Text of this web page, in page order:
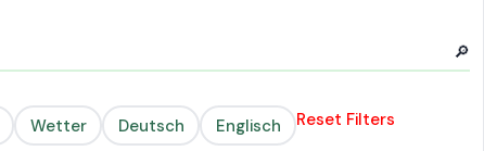
🔎
Wetter Deutsch Englisch Reset Filters